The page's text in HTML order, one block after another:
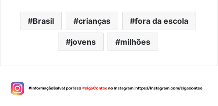
Brasil crianças fora da escola
jovens milhões